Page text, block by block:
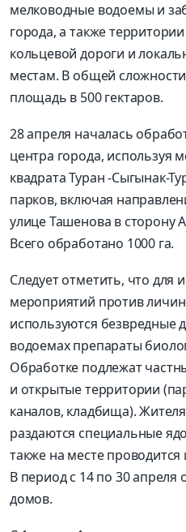
мелководные водоемы и
города, а также
кольцевой дороги и
местам. В общей
площадь в 500 гектаров.
28 апреля началась
центра города, используя
квадрата Туран -Сыгынак-
парков, включая
улице Ташенова в сторону
Всего обработано 1000 га.
Следует отметить, что для
мероприятий против
используются безвредные
водоемах препараты
Обработке подлежат
и открытые территории
каналов, кладбища).
раздаются специальные
также на месте
В период с 14 по 30
домов.